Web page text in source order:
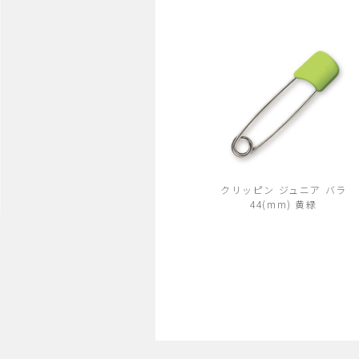
クリッピン ジュニア バラ
44(mm) 黄緑